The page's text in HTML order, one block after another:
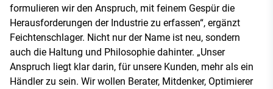
formulieren wir den Anspruch, mit feinem Gespür die
Herausforderungen der Industrie zu erfassen“, ergänzt
Feichtenschlager. Nicht nur der Name ist neu, sondern
auch die Haltung und Philosophie dahinter. „Unser
Anspruch liegt klar darin, für unsere Kunden, mehr als ein
Händler zu sein. Wir wollen Berater, Mitdenker, Optimierer